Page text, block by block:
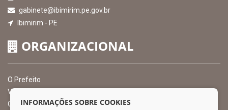
gabinete@ibimirim.pe.gov.br
Ibimirim - PE
ORGANIZACIONAL
O Prefeito
Vice Prefeito
Ouvidoria Municipal
INFORMAÇÕES SOBRE COOKIES